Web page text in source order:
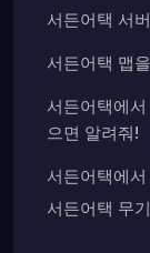
서든어택 서
서든어택 맵
서든어택에
으면 알려줘!
서든어택에
서든어택 무